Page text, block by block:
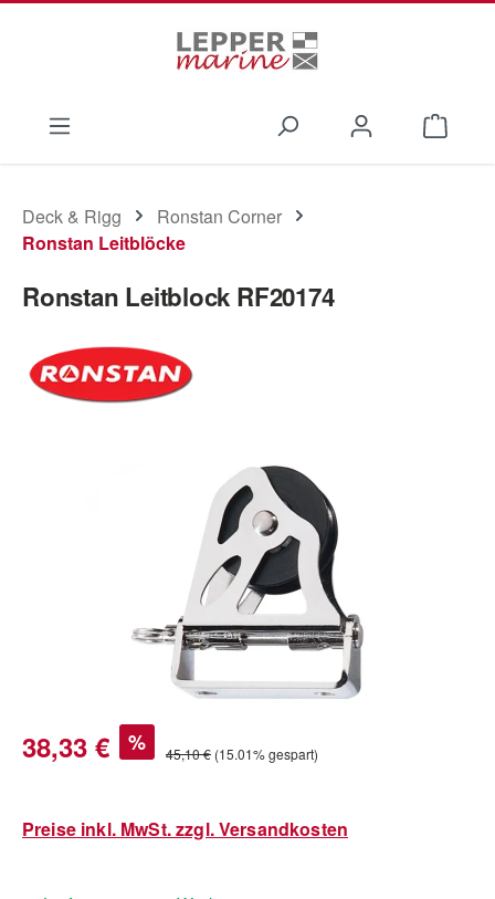
Deck & Rigg
Ronstan Corner
Ronstan Leitblöcke
Ronstan Leitblock RF20174
Verkaufspreis:
38,33 € % Regulärer Preis:
45,10 € (15.01% gespart)
Preise inkl. MwSt. zzgl. Versandkosten